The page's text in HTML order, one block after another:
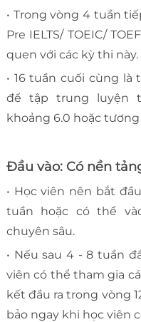
• Trong vòng 4 tuần
Pre IELTS/ TOEIC/
quen với các kỳ thi này.
• 16 tuần cuối cùng là
để tập trung luyện
khoảng 6.0 hoặc
Đầu vào: Có nền
• Học viên nên bắt
tuần hoặc có thể
chuyên sâu.
• Nếu sau 4 - 8 tuần
viên có thể tham gia
kết đầu ra trong vòng
bảo ngay khi học viên